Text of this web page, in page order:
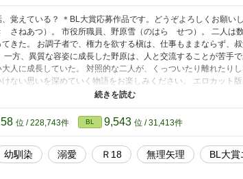
覚えている？ ＊BL大賞応募作品です。どうぞよろしくお願い
さねあつ）。 市役所職員、野原雪（のはら せつ）。 二人は
きた。 お調子者で、権力を欲する槇は、仕事もままならず、
一方、異質な容姿に成長した野原は、人と交流することが苦手
人に成長していた。 対照的な二人が、くっついたり離れたり
ない思いを深めていく物語をお楽しみください。 エロカット
書けなかった、エロ追加の完全版になります。 R18ですので、
位 / 228,743件 BL 9,543 位 / 31,413件
幼馴染 溺愛 Ｒ18 無理矢理
BL大賞